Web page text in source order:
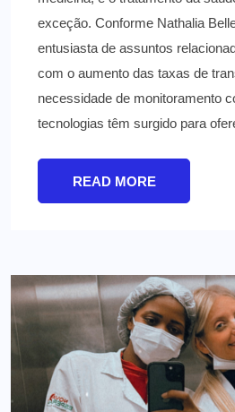
exceção. Conforme Nathalia
entusiasta de assuntos
com o aumento das taxas de
necessidade de monitoramento
tecnologias têm surgido para
READ MORE